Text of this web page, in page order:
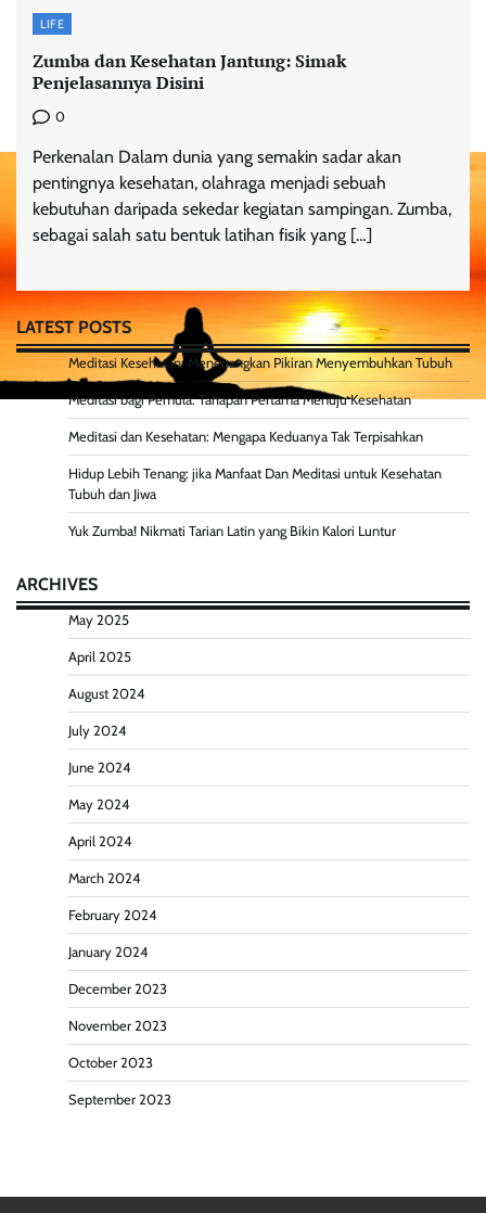
LIFE
Zumba dan Kesehatan Jantung: Simak
Penjelasannya Disini
0
Perkenalan Dalam dunia yang semakin sadar akan
pentingnya kesehatan, olahraga menjadi sebuah
kebutuhan daripada sekedar kegiatan sampingan. Zumba,
sebagai salah satu bentuk latihan fisik yang […]
LATEST POSTS
Meditasi Kesehatan: Menenangkan Pikiran Menyembuhkan Tubuh
Meditasi bagi Pemula: Tahapan Pertama Menuju Kesehatan
Meditasi dan Kesehatan: Mengapa Keduanya Tak Terpisahkan
Hidup Lebih Tenang: jika Manfaat Dan Meditasi untuk Kesehatan
Tubuh dan Jiwa
Yuk Zumba! Nikmati Tarian Latin yang Bikin Kalori Luntur
ARCHIVES
May 2025
April 2025
August 2024
July 2024
June 2024
May 2024
April 2024
March 2024
February 2024
January 2024
December 2023
November 2023
October 2023
September 2023